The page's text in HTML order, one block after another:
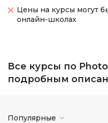
Цены на курсы могут
онлайн-школах
Все курсы по
подробным
Популярные